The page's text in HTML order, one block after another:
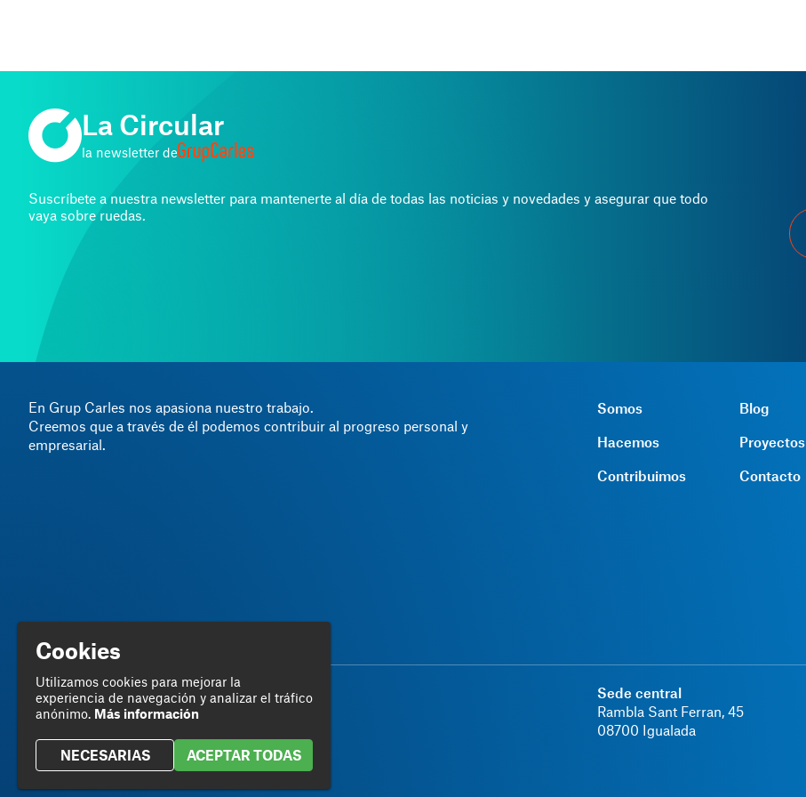
En Grup Carles nos apasiona nuestro trabajo.
Creemos que a través de él podemos contribuir al progreso personal y
empresarial.
Somos
Hacemos
Contribuimos
Blog
Proyectos
Contacto
Sede central
Rambla Sant Ferran, 45
08700 Igualada
La Circular
la newsletter de
Suscríbete a nuestra newsletter para mantenerte al día de todas las noticias y novedades y asegurar que todo
vaya sobre ruedas.
Cookies
Utilizamos cookies para mejorar la
experiencia de navegación y analizar el tráfico
anónimo. Más información
NECESARIAS ACEPTAR TODAS